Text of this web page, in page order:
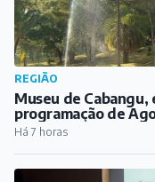
REGIÃO
Museu de
programação de
Há 7 horas